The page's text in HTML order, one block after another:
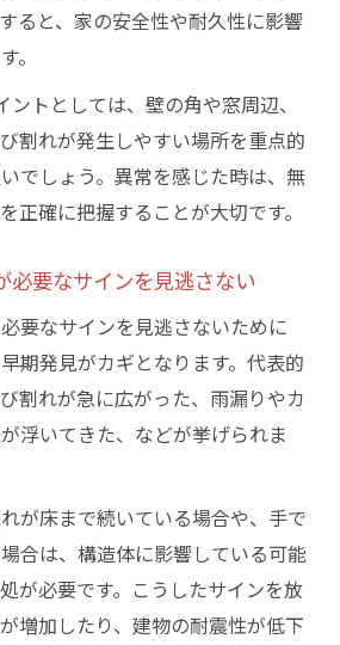
ると、家の安全性や耐久性に影響
。
トとしては、壁の角や窓周辺、
割れが発生しやすい場所を重点的
でしょう。異常を感じた時は、無
正確に把握することが大切です。
必要なサインを見逃さない
要なサインを見逃さないために
期発見がカギとなります。代表的
割れが急に広がった、雨漏りやカ
浮いてきた、などが挙げられま
が床まで続いている場合や、手で
合は、構造体に影響している可能
が必要です。こうしたサインを放
増加したり、建物の耐震性が低下